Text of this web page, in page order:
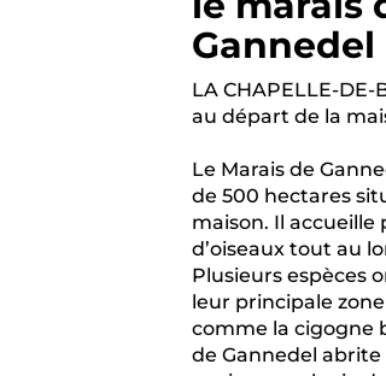
Gannedel
LA CHAPELLE-DE-
au départ de la
Le Marais de
de 500 hectares
maison. Il accueille
d’oiseaux tout au
Plusieurs espèces
leur principale
comme la cigogne
de Gannedel abrite